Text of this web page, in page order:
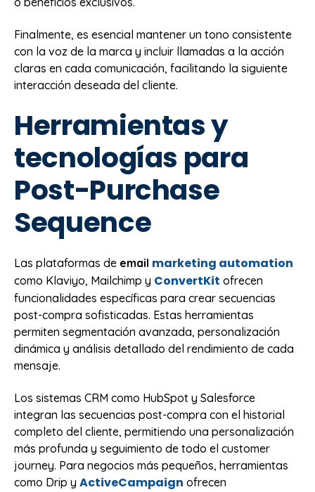
Finalmente, es esencial mantener un tono consistente
con la voz de la marca y incluir llamadas a la acción
claras en cada comunicación, facilitando la siguiente
interacción deseada del cliente.
Herramientas y
tecnologías para
Post-Purchase
Sequence
Las plataformas de email marketing automation
como Klaviyo, Mailchimp y ConvertKit ofrecen
funcionalidades específicas para crear secuencias
post-compra sofisticadas. Estas herramientas
permiten segmentación avanzada, personalización
dinámica y análisis detallado del rendimiento de cada
mensaje.
Los sistemas CRM como HubSpot y Salesforce
integran las secuencias post-compra con el historial
completo del cliente, permitiendo una personalización
más profunda y seguimiento de todo el customer
journey. Para negocios más pequeños, herramientas
como Drip y ActiveCampaign ofrecen